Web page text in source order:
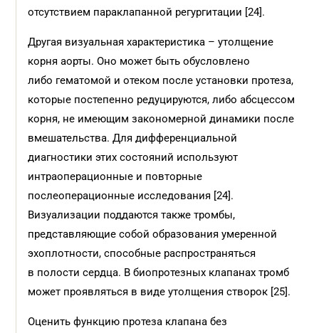
отсутствием параклапанной регургитации [24].
Другая визуальная характеристика – утолщение
корня аорты. Оно может быть обусловлено
либо гематомой и отеком после установки протеза,
которые постепенно редуцируются, либо абсцессом
корня, не имеющим закономерной динамики после
вмешательства. Для дифференциальной
диагностики этих состояний используют
интраоперационные и повторные
послеоперационные исследования [24].
Визуализации поддаются также тромбы,
представляющие собой образования умеренной
эхоплотности, способные распространяться
в полости сердца. В биопротезных клапанах тромб
может проявляться в виде утолщения створок [25].
Оценить функцию протеза клапана без